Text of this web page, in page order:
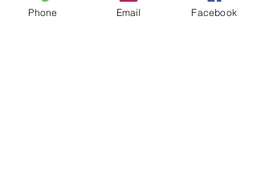
Phone Email Facebook